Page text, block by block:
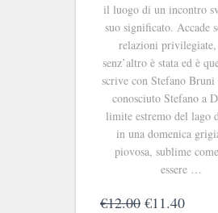
il luogo di un incontro
suo significato. Accade
relazioni privilegiate,
senz’altro è stata ed è
scrive con Stefano
conosciuto Stefano a
limite estremo del lago
in una domenica
piovosa, sublime
essere …
€12.00 Il
€11.40Il